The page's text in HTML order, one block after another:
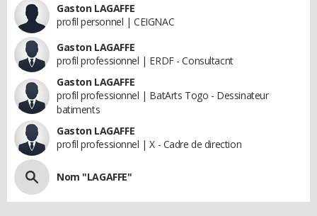
Gaston LAGAFFE
profil personnel | CEIGNAC
Gaston LAGAFFE
profil professionnel | ERDF - Consultacnt
Gaston LAGAFFE
profil professionnel | BatArts Togo - Dessinateur
batiments
Gaston LAGAFFE
profil professionnel | X - Cadre de direction
Nom "LAGAFFE"